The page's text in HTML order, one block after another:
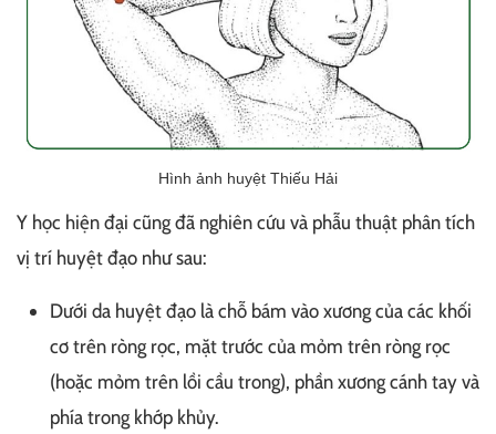
Hình ảnh huyệt Thiếu Hải
Y học hiện đại cũng đã nghiên cứu và phẫu thuật phân tích
vị trí huyệt đạo như sau:
Dưới da huyệt đạo là chỗ bám vào xương của các khối
cơ trên ròng rọc, mặt trước của mỏm trên ròng rọc
(hoặc mỏm trên lồi cầu trong), phần xương cánh tay và
phía trong khớp khủy.